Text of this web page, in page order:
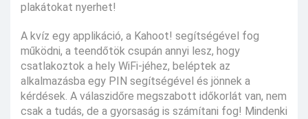
plakátokat nyerhet!
A kvíz egy applikáció, a Kahoot! segítségével fog
működni, a teendőtök csupán annyi lesz, hogy
csatlakoztok a hely WiFi-jéhez, beléptek az
alkalmazásba egy PIN segítségével és jönnek a
kérdések. A válaszidőre megszabott időkorlát van, nem
csak a tudás, de a gyorsaság is számítani fog! Mindenki